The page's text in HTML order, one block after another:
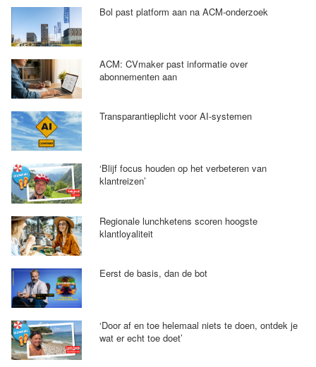
Bol past platform aan na ACM-onderzoek
ACM: CVmaker past informatie over
abonnementen aan
Transparantieplicht voor AI-systemen
‘Blijf focus houden op het verbeteren van
klantreizen’
Regionale lunchketens scoren hoogste
klantloyaliteit
Eerst de basis, dan de bot
‘Door af en toe helemaal niets te doen, ontdek je
wat er echt toe doet’